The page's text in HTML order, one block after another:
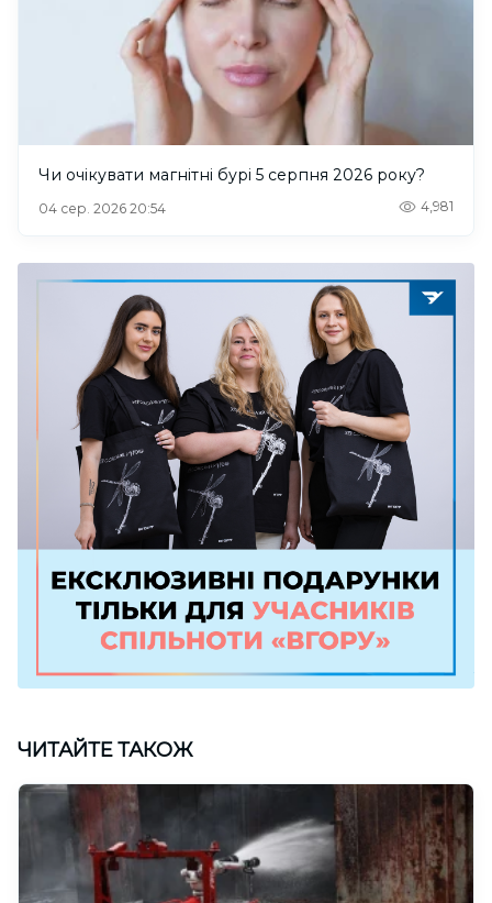
Чи очікувати магнітні бурі 5 серпня 2026 року?
04 сер. 2026 20:54 4,981
ЧИТАЙТЕ ТАКОЖ